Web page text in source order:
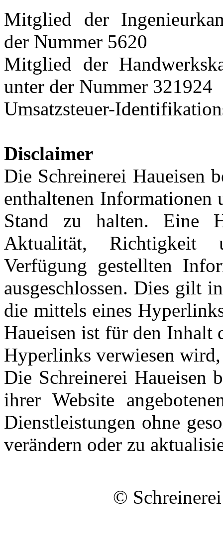
Mitglied der
der Nummer 5620
Mitglied der
unter der Nummer 321924
Umsatzsteuer-
Disclaimer
Die Schreinerei Haueisen
enthaltenen Informationen
Stand zu halten. Eine
Aktualität, Richtigkeit
Verfügung gestellten
ausgeschlossen. Dies gilt
die mittels eines
Haueisen ist für den Inhalt
Hyperlinks verwiesen
Die Schreinerei Haueisen
ihrer Website
Dienstleistungen ohne
verändern oder zu
© Schreinerei